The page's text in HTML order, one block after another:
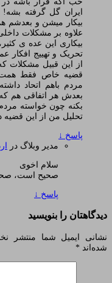
ایران گل گرفته
بیکار میشن و بعدشم
علاوه بر مشکلات
بیکاری این عده ی
تحریک و تهییج افکار
از این قبیل مشکلات
قضیه خاص فقط همت
مردم باهم اتحاد
بعدش هر اتفاقی هم که
بکنه چون خواسته
تحلیل من از این قضیه
پاسخ ↓
مدیر وبلاگ در
سلام اخوی
صحیح است،
پاسخ ↓
دیدگاهتان را بنویسید
نشانی ایمیل شما منتشر
شده‌اند *